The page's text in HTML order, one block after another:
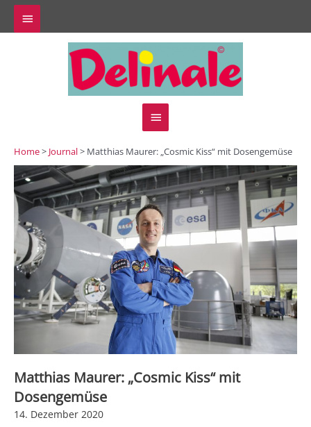
Zum
Inhalt
springen
Above
Hauptmenü
Home> Journal> Matthias Maurer: „Cosmic Kiss“ mit Dosengemüse
Matthias Maurer: „Cosmic Kiss“ mit
Dosengemüse
14. Dezember 2020